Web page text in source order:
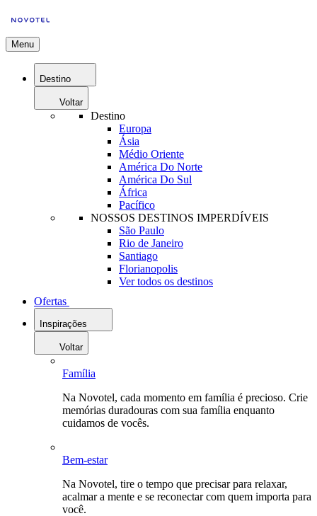
Menu
Destino
Voltar
Destino
Europa
Ásia
Médio Oriente
América Do Norte
América Do Sul
África
Pacífico
NOSSOS DESTINOS IMPERDÍVEIS
São Paulo
Rio de Janeiro
Santiago
Florianopolis
Ver todos os destinos
Ofertas
Inspirações
Voltar
Família
Na Novotel, cada momento em família é precioso. Crie
memórias duradouras com sua família enquanto
cuidamos de vocês.
Bem-estar
Na Novotel, tire o tempo que precisar para relaxar,
acalmar a mente e se reconectar com quem importa para
você.